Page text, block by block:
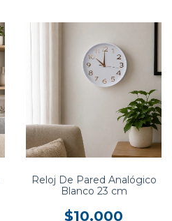
Reloj De Pared Analógico
Blanco 23 cm
$10.000